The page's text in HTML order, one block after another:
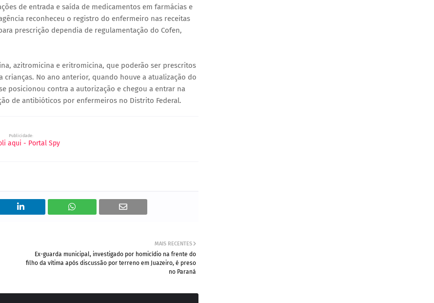
de entrada e saída de medicamentos em farmácias e
reconheceu o registro do enfermeiro nas receitas
prescrição dependia de regulamentação do Cofen,
azitromicina e eritromicina, que poderão ser prescritos
No ano anterior, quando houve a atualização do
posicionou contra a autorização e chegou a entrar na
de antibióticos por enfermeiros no Distrito Federal.
Publicidade:
MAIS RECENTES
Ex-guarda municipal, investigado por homicídio na frente do
filho da vítima após discussão por terreno em Juazeiro, é preso
no Paraná